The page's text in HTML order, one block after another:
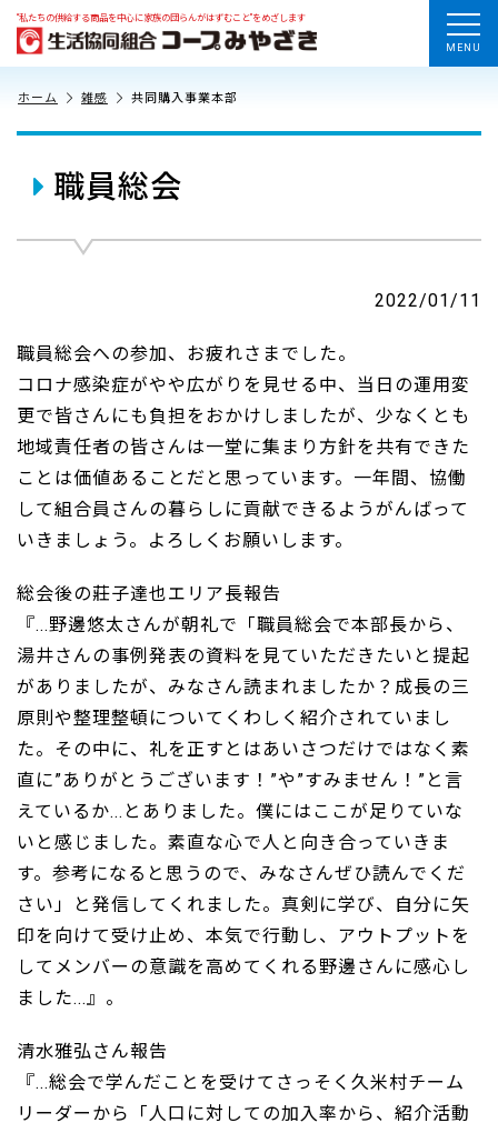
“私たちの供給する商品を中心に家族の団らんがはずむこと”をめざします
MENU
ホーム 雑感 共同購入事業本部
職員総会
2022/01/11
職員総会への参加、お疲れさまでした。
コロナ感染症がやや広がりを見せる中、当日の運用変
更で皆さんにも負担をおかけしましたが、少なくとも
地域責任者の皆さんは一堂に集まり方針を共有できた
ことは価値あることだと思っています。一年間、協働
して組合員さんの暮らしに貢献できるようがんばって
いきましょう。よろしくお願いします。
総会後の莊子達也エリア長報告
『...野邊悠太さんが朝礼で「職員総会で本部長から、
湯井さんの事例発表の資料を見ていただきたいと提起
がありましたが、みなさん読まれましたか？成長の三
原則や整理整頓についてくわしく紹介されていまし
た。その中に、礼を正すとはあいさつだけではなく素
直に”ありがとうございます！”や”すみません！”と言
えているか...とありました。僕にはここが足りていな
いと感じました。素直な心で人と向き合っていきま
す。参考になると思うので、みなさんぜひ読んでくだ
さい」と発信してくれました。真剣に学び、自分に矢
印を向けて受け止め、本気で行動し、アウトプットを
してメンバーの意識を高めてくれる野邊さんに感心し
ました...』。
清水雅弘さん報告
『...総会で学んだことを受けてさっそく久米村チーム
リーダーから「人口に対しての加入率から、紹介活動